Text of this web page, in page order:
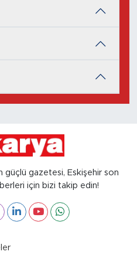
güçlü gazetesi, Eskişehir son
için bizi takip edin!